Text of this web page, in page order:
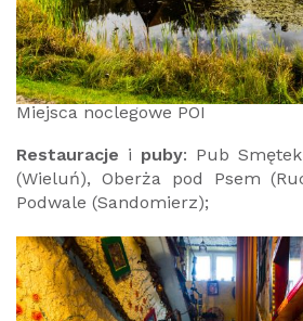
Miejsca noclegowe POI
Restauracje i puby: Pub
(Wieluń), Oberża pod Psem
Podwale (Sandomierz);